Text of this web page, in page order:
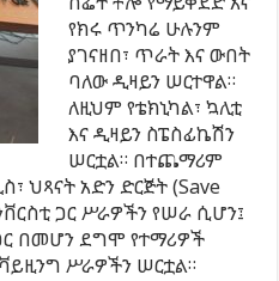
የክሩ ጥንካሬ ሁሉንም
ያገናዘበ፣ ጥራት እና ውበት
ባለው ዲዛይን ሠርተዋል።
ለዚህም የቴክኒካል፣ ኳሊቲ
እና ዲዛይን ስፔስፊኬሽን
ሠርቷል። በተጨማሪም
ህጻናት አድን ድርጅት (Save
ጋር ሥራዎችን የሠራ ሲሆን፤
በመሆን ደግሞ የተማሪዎች
ሥራዎችን ሠርቷል።